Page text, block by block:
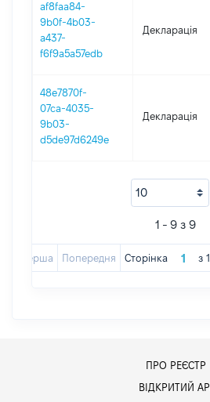
af8faa84-
9b0f-4b03-
a437-
f6f9a5a57edb
Декларація
48e7870f-
07ca-4035-
9b03-
d5de97d6249e
Декларація
1 - 9 з 9
Перша Попередня Сторінка з 1
ПРО РЕЄСТР
ВІДКРИТИЙ АРІ